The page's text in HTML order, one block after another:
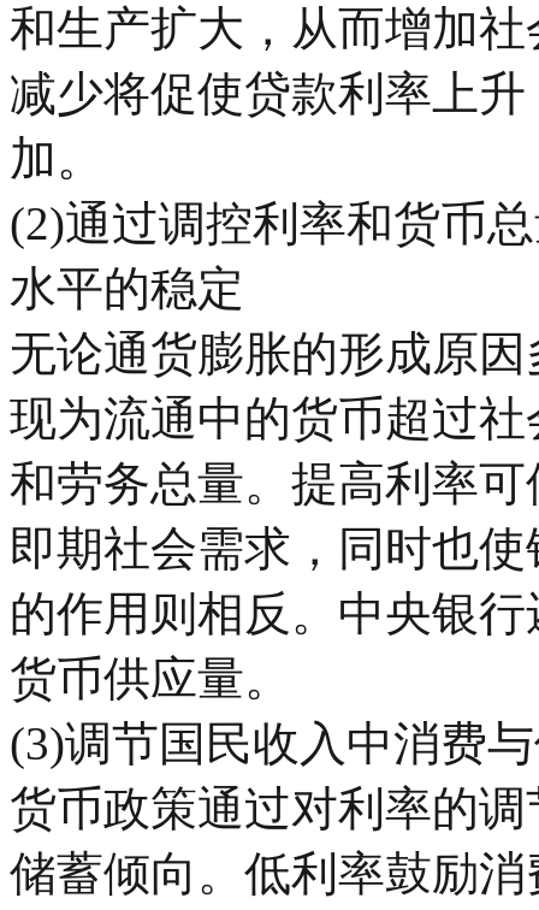
和生产扩大，从而增加
减少将促使贷款利率上
加。
(2)通过调控利率和货币
水平的稳定
无论通货膨胀的形成原
现为流通中的货币超过
和劳务总量。提高利率
即期社会需求，同时也
的作用则相反。中央银
货币供应量。
(3)调节国民收入中消费
货币政策通过对利率的
储蓄倾向。低利率鼓励